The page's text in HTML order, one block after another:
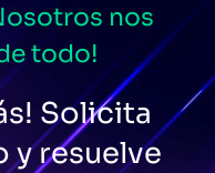
nos
todo!
Solicita
y resuelve